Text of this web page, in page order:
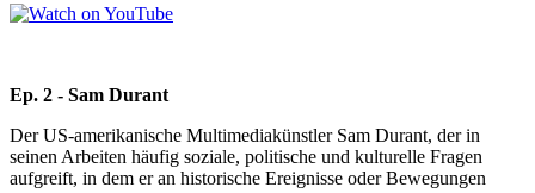
Ep. 2 - Sam Durant
Der US-amerikanische Multimediakünstler Sam Durant, der in
seinen Arbeiten häufig soziale, politische und kulturelle Fragen
aufgreift, in dem er an historische Ereignisse oder Bewegungen